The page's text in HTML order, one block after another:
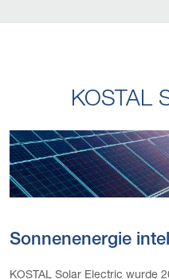
KOSTAL
Sonnenenergie
KOSTAL Solar Electric wurde